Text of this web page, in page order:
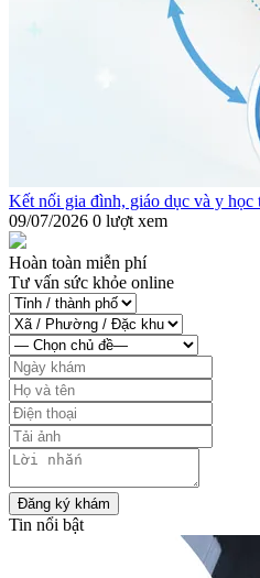
Kết nối gia đình, giáo dục và y
09/07/2026 0 lượt xem
Hoàn toàn miễn phí
Tư vấn sức khỏe online
Đăng ký khám
Tin nổi bật